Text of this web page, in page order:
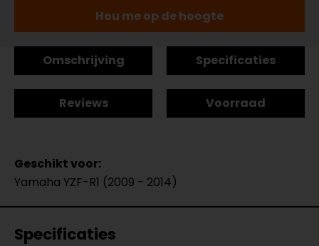
Hou me op de hoogte
Omschrijving Specificaties
Reviews Voorraad
Geschikt voor:
Yamaha YZF-R1 (2009 - 2014)
Specificaties